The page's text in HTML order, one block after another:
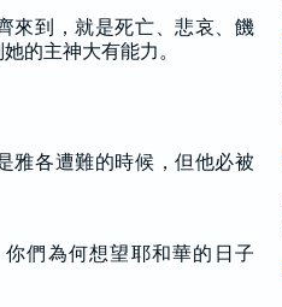
來到，就是死亡、悲哀、饑
的主神大有能力。
雅各遭難的時候，但他必被
們為何想望耶和華的日子